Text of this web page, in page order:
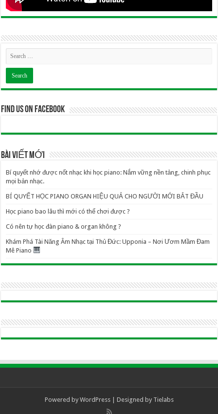
Find us on Facebook
BÀI VIẾT MỚI
Bí quyết nhớ được nốt nhạc khi học piano: Nắm vững nền tảng, chinh phục
mọi bản nhạc.
BÍ QUYẾT HỌC PIANO ORGAN HIỆU QUẢ CHO NGƯỜI MỚI BẮT ĐẦU
Học piano bao lâu thì mới có thể chơi được ?
Có nên tự học đàn piano & organ không ?
Khám Phá Tài Năng Âm Nhạc tại Thủ Đức: Upponia – Nơi Ươm Mầm Đam
Mê Piano
Powered by WordPress| Designed by Tielabs